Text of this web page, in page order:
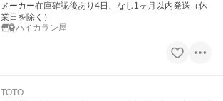
メーカー在庫確認後あり4日、なし1ヶ月以内発送（休
業日を除く）
ハイカラン屋
TOTO